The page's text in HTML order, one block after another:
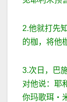
2.他就打先
的枷，将他
3.次日，巴
对他说：耶
你玛歌珥‧